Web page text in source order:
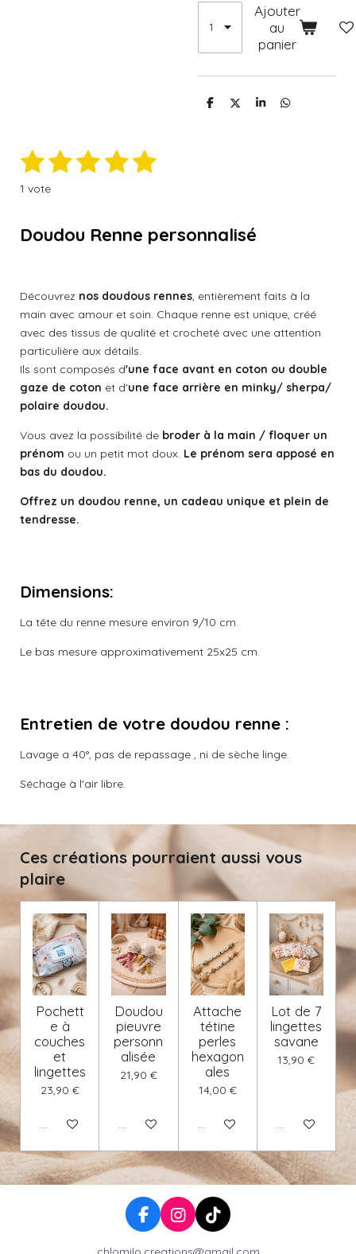
Ajouter
au
panier
P
P
P
P
É
a
u
o
n
:
5
é
t
o
i
l
e
1
é
o
l
e
2
é
o
l
e
s
3
o
l
e
s
4
o
l
e
s
5
o
l
e
s
E
r
v
a
u
t
i
1 vote
Doudou Renne personnalisé
Découvrez nos doudous rennes, entièrement faits à la
main avec amour et soin. Chaque renne est unique, créé
avec des tissus de qualité et crocheté avec une attention
particulière aux détails.
Ils sont composés d'une face avant en coton ou double
gaze de coton et d'une face arrière en minky/ sherpa/
polaire doudou.
Vous avez la possibilité de broder à la main / floquer un
prénom ou un petit mot doux. Le prénom sera apposé en
bas du doudou.
Offrez un doudou renne, un cadeau unique et plein de
tendresse.
Dimensions:
La tête du renne mesure environ 9/10 cm.
Le bas mesure approximativement 25x25 cm.
Entretien de votre doudou renne :
Lavage a 40°, pas de repassage , ni de sèche linge.
Séchage à l'air libre.
Ces créations pourraient aussi vous
plaire
Pochett
e à
couches
et
lingettes
23,90 €
Voir les détails
Doudou
pieuvre
personn
alisée
21,90 €
Voir les détails
Attache
tétine
perles
hexagon
ales
14,00 €
Voir les détails
Lot de 7
lingettes
savane
13,90 €
Voir les détails
F
I
T